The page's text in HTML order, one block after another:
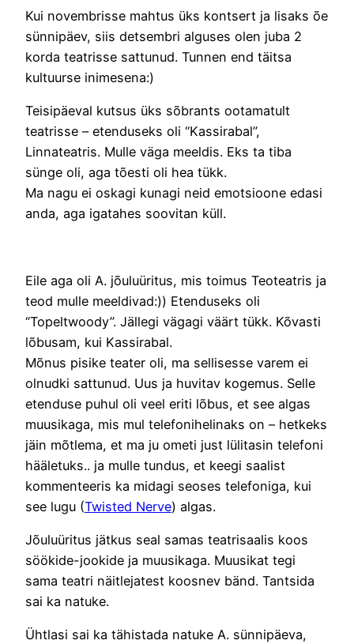
Kui novembrisse mahtus üks kontsert ja lisaks õe
sünnipäev, siis detsembri alguses olen juba 2
korda teatrisse sattunud. Tunnen end täitsa
kultuurse inimesena:)
Teisipäeval kutsus üks sõbrants ootamatult
teatrisse – etenduseks oli “Kassirabal”,
Linnateatris. Mulle väga meeldis. Eks ta tiba
sünge oli, aga tõesti oli hea tükk.
Ma nagu ei oskagi kunagi neid emotsioone edasi
anda, aga igatahes soovitan küll.
Eile aga oli A. jõuluüritus, mis toimus Teoteatris ja
teod mulle meeldivad:)) Etenduseks oli
“Topeltwoody”. Jällegi vägagi väärt tükk. Kõvasti
lõbusam, kui Kassirabal.
Mõnus pisike teater oli, ma sellisesse varem ei
olnudki sattunud. Uus ja huvitav kogemus. Selle
etenduse puhul oli veel eriti lõbus, et see algas
muusikaga, mis mul telefonihelinaks on – hetkeks
jäin mõtlema, et ma ju ometi just lülitasin telefoni
hääletuks.. ja mulle tundus, et keegi saalist
kommenteeris ka midagi seoses telefoniga, kui
see lugu (Twisted Nerve) algas.
Jõuluüritus jätkus seal samas teatrisaalis koos
söökide-jookide ja muusikaga. Muusikat tegi
sama teatri näitlejatest koosnev bänd. Tantsida
sai ka natuke.
Ühtlasi sai ka tähistada natuke A. sünnipäeva,